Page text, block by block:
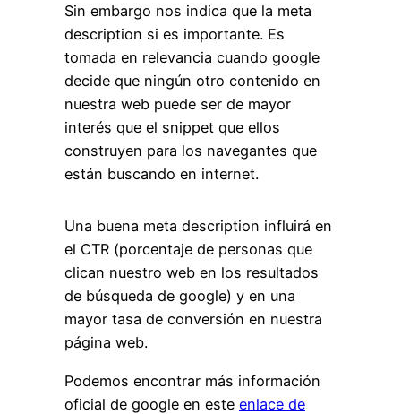
Sin embargo nos indica que la meta
description si es importante. Es
tomada en relevancia cuando google
decide que ningún otro contenido en
nuestra web puede ser de mayor
interés que el snippet que ellos
construyen para los navegantes que
están buscando en internet.
Una buena meta description influirá en
el CTR (porcentaje de personas que
clican nuestro web en los resultados
de búsqueda de google) y en una
mayor tasa de conversión en nuestra
página web.
Podemos encontrar más información
oficial de google en este enlace de